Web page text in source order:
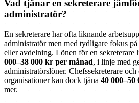
Vad tjänar en sekreterare
administratör?
En sekreterare har ofta liknande
administratör men med tydligare fokus
eller avdelning. Lönen för en sekreterare
000–38 000 kr per månad, i linje med
administratörslöner. Chefssekreterare och
organisationer kan dock tjäna 40
mer.